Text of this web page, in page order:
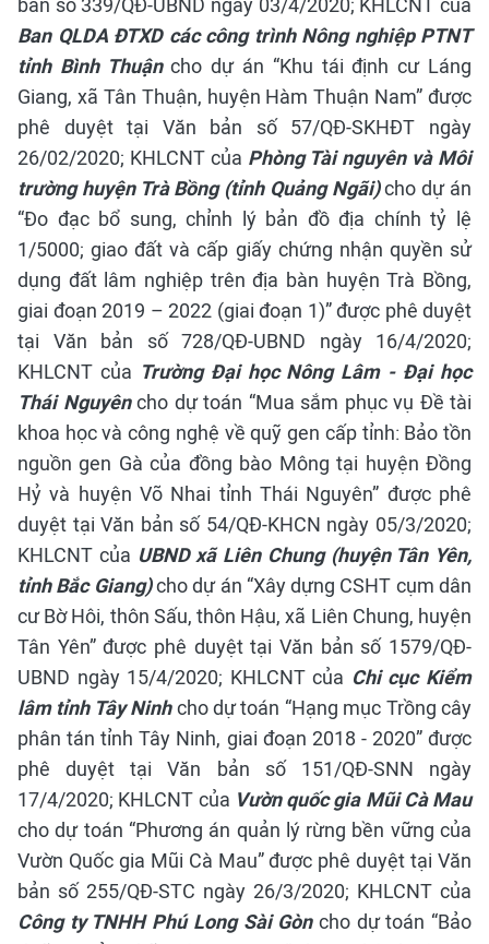
bản số 339/QĐ-UBND ngày 03/4/2020; KHLCNT của
Ban QLDA ĐTXD các công trình Nông nghiệp PTNT
tỉnh Bình Thuậncho dự án “Khu tái định cư Láng
Giang, xã Tân Thuận, huyện Hàm Thuận Nam” được
phê duyệt tại Văn bản số 57/QĐ-SKHĐT ngày
26/02/2020; KHLCNT của Phòng Tài nguyên và Môi
trường huyện Trà Bồng (tỉnh Quảng Ngãi)cho dự án
“Đo đạc bổ sung, chỉnh lý bản đồ địa chính tỷ lệ
1/5000; giao đất và cấp giấy chứng nhận quyền sử
dụng đất lâm nghiệp trên địa bàn huyện Trà Bồng,
giai đoạn 2019 – 2022 (giai đoạn 1)” được phê duyệt
tại Văn bản số 728/QĐ-UBND ngày 16/4/2020;
KHLCNT của Trường Đại học Nông Lâm - Đại học
Thái Nguyêncho dự toán “Mua sắm phục vụ Đề tài
khoa học và công nghệ về quỹ gen cấp tỉnh: Bảo tồn
nguồn gen Gà của đồng bào Mông tại huyện Đồng
Hỷ và huyện Võ Nhai tỉnh Thái Nguyên” được phê
duyệt tại Văn bản số 54/QĐ-KHCN ngày 05/3/2020;
KHLCNT của UBND xã Liên Chung (huyện Tân Yên,
tỉnh Bắc Giang)cho dự án “Xây dựng CSHT cụm dân
cư Bờ Hôi, thôn Sấu, thôn Hậu, xã Liên Chung, huyện
Tân Yên” được phê duyệt tại Văn bản số 1579/QĐ-
UBND ngày 15/4/2020; KHLCNT của Chi cục Kiểm
lâm tỉnh Tây Ninhcho dự toán “Hạng mục Trồng cây
phân tán tỉnh Tây Ninh, giai đoạn 2018 - 2020” được
phê duyệt tại Văn bản số 151/QĐ-SNN ngày
17/4/2020; KHLCNT của Vườn quốc gia Mũi Cà Mau
cho dự toán “Phương án quản lý rừng bền vững của
Vườn Quốc gia Mũi Cà Mau” được phê duyệt tại Văn
bản số 255/QĐ-STC ngày 26/3/2020; KHLCNT của
Công ty TNHH Phú Long Sài Gòncho dự toán “Bảo